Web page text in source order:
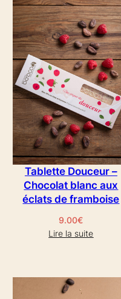
Tablette Douceur –
Chocolat blanc aux
éclats de framboise
9.00€
Lire la suite